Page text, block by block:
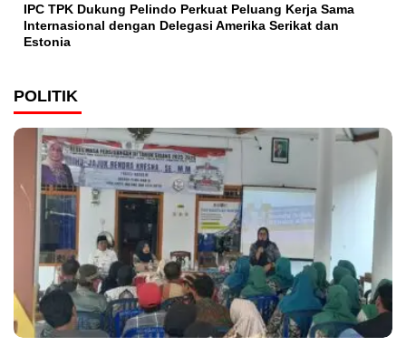
IPC TPK Dukung Pelindo Perkuat Peluang Kerja Sama
Internasional dengan Delegasi Amerika Serikat dan
Estonia
POLITIK